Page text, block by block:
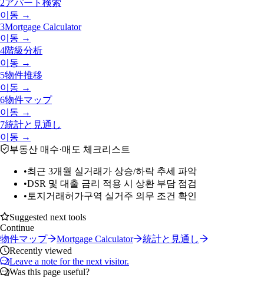
2アパート検索
이동 →
3Mortgage Calculator
이동 →
4階級分析
이동 →
5物件推移
이동 →
6物件マップ
이동 →
7統計と見通し
이동 →
부동산 매수·매도 체크리스트
•최근 3개월 실거래가 상승/하락 추세 파악
•DSR 및 대출 금리 적용 시 상환 부담 점검
• 토지거래허가구역 실거주 의무 조건 확인
Suggested next tools
Continue
物件マップ
Mortgage Calculator
統計と見通し
Recently viewed
Leave a note for the next visitor.
Was this page useful?